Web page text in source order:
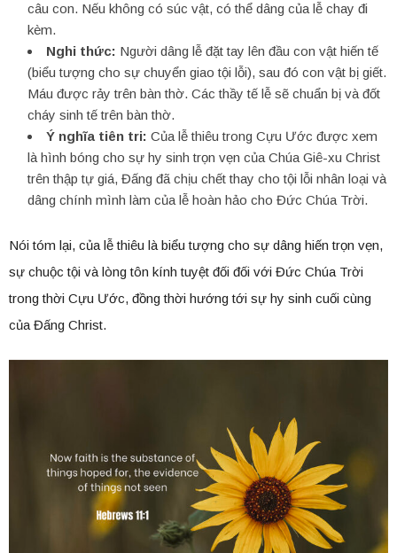
câu con. Nếu không có súc vật, có thể dâng của lễ chay đi
kèm.
Nghi thức: Người dâng lễ đặt tay lên đầu con vật hiến tế
(biểu tượng cho sự chuyển giao tội lỗi), sau đó con vật bị giết.
Máu được rảy trên bàn thờ. Các thầy tế lễ sẽ chuẩn bị và đốt
cháy sinh tế trên bàn thờ.
Ý nghĩa tiên tri: Của lễ thiêu trong Cựu Ước được xem
là hình bóng cho sự hy sinh trọn vẹn của Chúa Giê-xu Christ
trên thập tự giá, Đấng đã chịu chết thay cho tội lỗi nhân loại và
dâng chính mình làm của lễ hoàn hảo cho Đức Chúa Trời.
Nói tóm lại, của lễ thiêu là biểu tượng cho sự dâng hiến trọn vẹn,
sự chuộc tội và lòng tôn kính tuyệt đối đối với Đức Chúa Trời
trong thời Cựu Ước, đồng thời hướng tới sự hy sinh cuối cùng
của Đấng Christ.